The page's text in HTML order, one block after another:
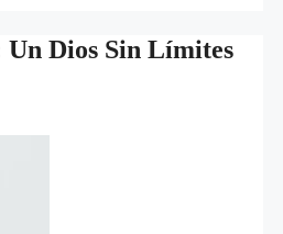
Dios Sin Límites